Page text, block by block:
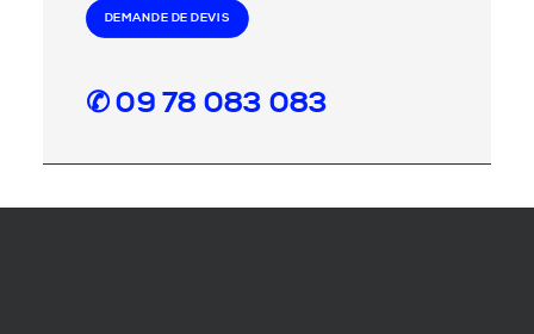
DEMANDE DE DEVIS
✆ 09 78 083 083